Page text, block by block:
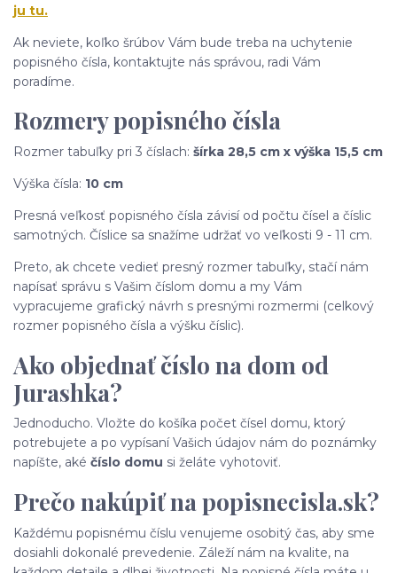
ju tu.
Ak neviete, koľko šrúbov Vám bude treba na uchytenie
popisného čísla, kontaktujte nás správou, radi Vám
poradíme.
Rozmery popisného čísla
Rozmer tabuľky pri 3 číslach: šírka 28,5 cm x výška 15,5 cm
Výška čísla: 10 cm
Presná veľkosť popisného čísla závisí od počtu čísel a číslic
samotných. Číslice sa snažíme udržať vo veľkosti 9 - 11 cm.
Preto, ak chcete vedieť presný rozmer tabuľky, stačí nám
napísať správu s Vašim číslom domu a my Vám
vypracujeme grafický návrh s presnými rozmermi (celkový
rozmer popisného čísla a výšku číslic).
Ako objednať číslo na dom od
Jurashka?
Jednoducho. Vložte do košíka počet čísel domu, ktorý
potrebujete a po vypísaní Vašich údajov nám do poznámky
napíšte, aké číslo domu si želáte vyhotoviť.
Prečo nakúpiť na popisnecisla.sk?
Každému popisnému číslu venujeme osobitý čas, aby sme
dosiahli dokonalé prevedenie. Záleží nám na kvalite, na